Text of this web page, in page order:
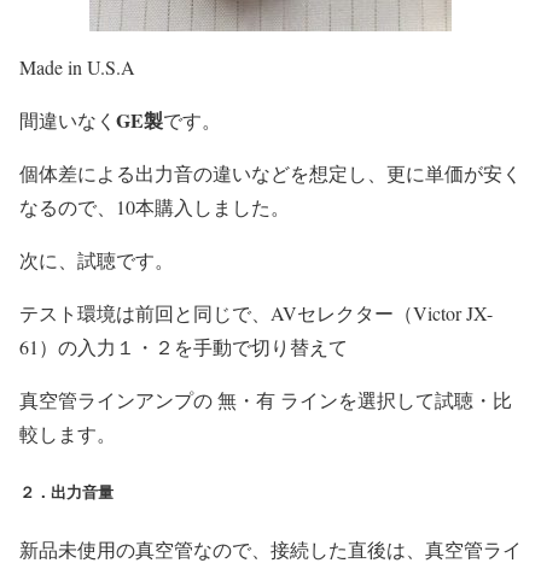
Made in U.S.A
間違いなく GE製です。
個体差による出力音の違いなどを想定し、更に単価が安く
なるので、10本購入しました。
次に、試聴です。
テスト環境は前回と同じで、AVセレクター（Victor JX-
61）の入力１・２を手動で切り替えて
真空管ラインアンプの 無・有 ラインを選択して試聴・比
較します。
２．出力音量
新品未使用の真空管なので、接続した直後は、真空管ライ